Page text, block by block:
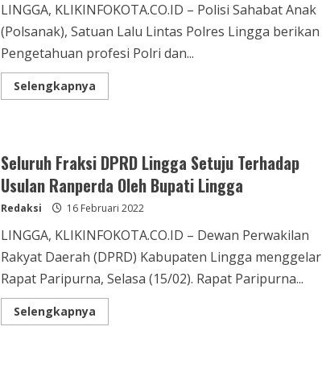
LINGGA, KLIKINFOKOTA.CO.ID – Polisi Sahabat Anak
(Polsanak), Satuan Lalu Lintas Polres Lingga berikan
Pengetahuan profesi Polri dan...
Selengkapnya
Seluruh Fraksi DPRD Lingga Setuju Terhadap
Usulan Ranperda Oleh Bupati Lingga
Redaksi 16 Februari 2022
LINGGA, KLIKINFOKOTA.CO.ID – Dewan Perwakilan
Rakyat Daerah (DPRD) Kabupaten Lingga menggelar
Rapat Paripurna, Selasa (15/02). Rapat Paripurna...
Selengkapnya